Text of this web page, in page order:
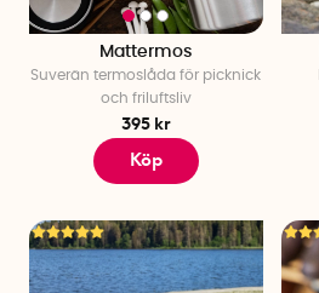
Mattermos
Suverän termoslåda för picknick
och friluftsliv
395 kr
Köp